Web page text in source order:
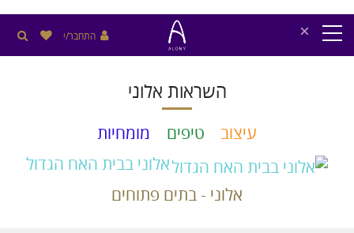
× התחבר/י
השראות אלוני
עיצוב טיפים
מומחיות
אלוני בבית האח הגדול
אלוני - בתים פתוחים